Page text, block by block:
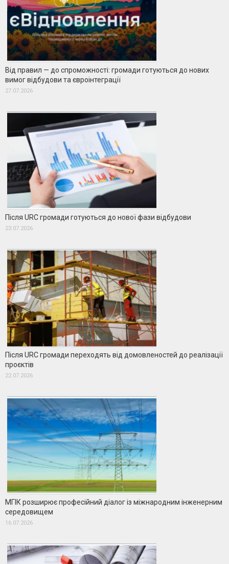
Від правил — до спроможності: громади готуються до нових
вимог відбудови та євроінтеграції
27.07.2026
Після URC громади готуються до нової фази відбудови
23.07.2026
Після URC громади переходять від домовленостей до реалізації
проєктів
22.07.2026
МГІК розширює професійний діалог із міжнародним інженерним
середовищем
16.07.2026